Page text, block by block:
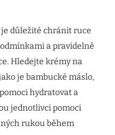
důležité chránit ruce
a pravidelně
Hledejte krémy na
je bambucké máslo,
hydratovat a
jednotlivci pomoci
rukou během